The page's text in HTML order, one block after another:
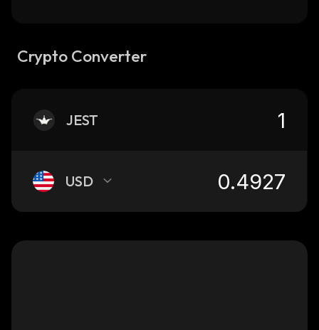
Crypto Converter
JEST
USD